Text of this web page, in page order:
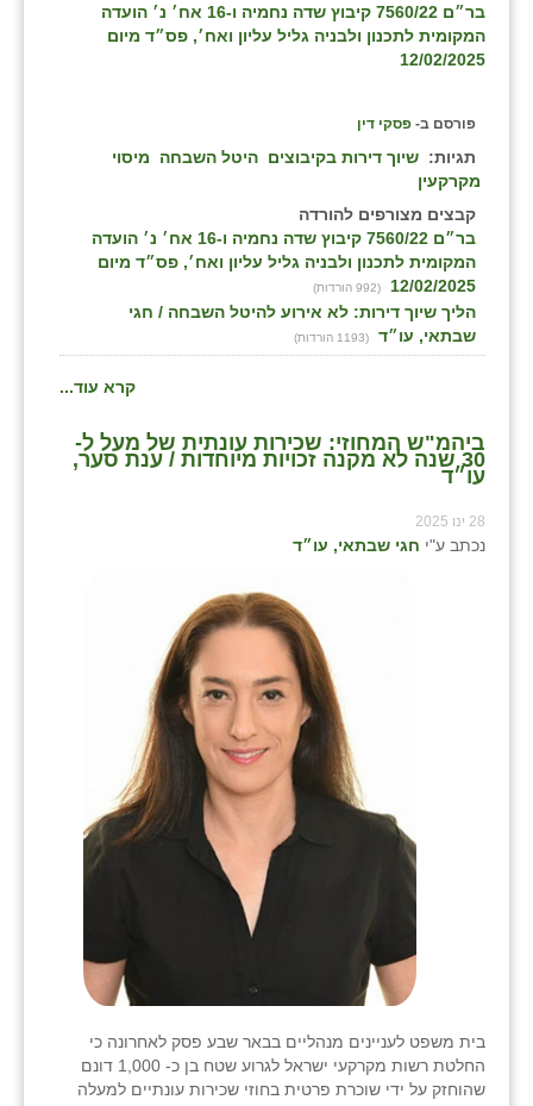
בר״ם 7560/22 קיבוץ שדה נחמיה ו-16 אח׳ נ׳ הועדה
המקומית לתכנון ולבניה גליל עליון ואח׳, פס״ד מיום
12/02/2025
פורסם ב- פסקי דין
תגיות: שיוך דירות בקיבוצים היטל השבחה
מיסוי
מקרקעין
קבצים מצורפים להורדה
בר״ם 7560/22 קיבוץ שדה נחמיה ו-16 אח׳ נ׳ הועדה
המקומית לתכנון ולבניה גליל עליון ואח׳, פס״ד מיום
12/02/2025
(992 הורדות)
הליך שיוך דירות: לא אירוע להיטל השבחה / חגי
שבתאי, עו״ד
(1193 הורדות)
קרא עוד...
ביהמ"ש המחוזי: שכירות עונתית של מעל ל-
30 שנה לא מקנה זכויות מיוחדות / ענת סער,
עו״ד
28 ינו 2025
נכתב ע"י חגי שבתאי, עו״ד
בית משפט לעניינים מנהליים בבאר שבע פסק לאחרונה כי
החלטת רשות מקרקעי ישראל לגרוע שטח בן כ- 1,000 דונם
שהוחזק על ידי שוכרת פרטית בחוזי שכירות עונתיים למעלה